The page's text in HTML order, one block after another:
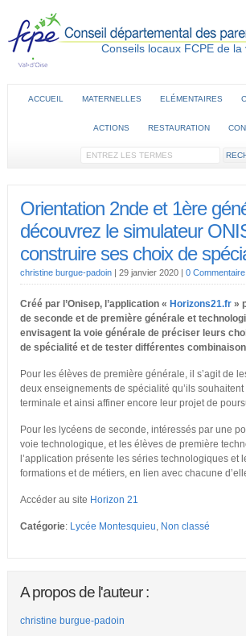
Conseils locaux FCPE de la
ACCUEIL MATERNELLES ELÉMENTAIRES
ACTIONS RESTAURATION
Orientation 2nde et 1ère
découvrez le simulateur
construire ses choix de
christine burgue-padoin| 29 janvier 2020 | 0 Commentaire
Créé par l’Onisep, l’application « Horizons21.fr»
de seconde et de première générale et
envisagent la voie générale de préciser leurs
de spécialité et de tester différentes
Pour les élèves de première générale, il s’agit de
deux enseignements de spécialité qu’ils
terminale et ainsi affiner encore leur projet de
Pour les lycéens de seconde, intéressés par une
voie technologique, et les élèves de première
l’application présente les séries technologiques et
formations et de métiers, en lien avec chacune
Accéder au site Horizon 21
Catégorie: Lycée Montesquieu, Non classé
A propos de l'auteur :
christine burgue-padoin